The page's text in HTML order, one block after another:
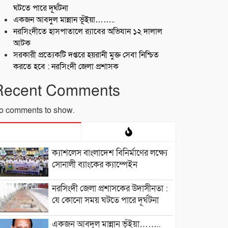
ঘটতে পারে দূর্ঘটনা
একজন আবদুল মান্নান ভূঁইয়া……..
নরসিংদীতে হাসপাতালে র‍্যাবের অভিযান ১২ দালাল
আটক
সরকারী প্রত্যেকটি দপ্তরে হয়রানী মুক্ত সেবা নিশ্চিত
করতে হবে : নরসিংদী জেলা প্রশাসক
Comments
comments to show.
ক্যাশলেস বাংলাদেশ বিনির্মাণের লক্ষ্যে
সোনালী ব্যাংকের ক্যাম্পেইন
নরসিংদী জেলা প্রশাসকের উদাসীনতা :
যে কোনো সময় ঘটতে পারে দূর্ঘটনা
একজন আবদুল মান্নান ভূঁইয়া……..